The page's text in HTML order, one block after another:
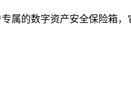
属的数字资产安全保险箱